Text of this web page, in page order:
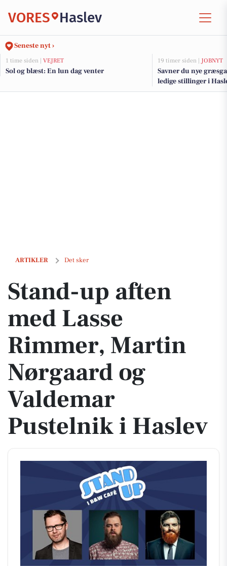
VORES Haslev
Seneste nyt ›
1 time siden | VEJRET
Sol og blæst: En lun dag venter
19 timer siden | JOBNYT
Savner du nye
ledige stillinger i
ARTIKLER Det sker
Stand-up aften med Lasse Rimmer, Martin Nørgaard og Valdemar
Stand-up aften
med Lasse
Rimmer, Martin
Nørgaard og
Valdemar
Pustelnik i Haslev